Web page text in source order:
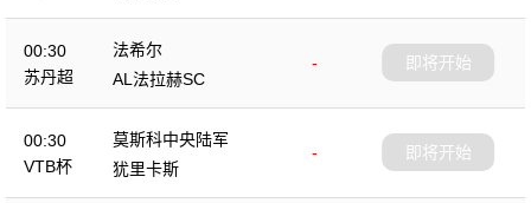
00:30
苏丹超
法希尔
-
AL法拉赫SC
即将开始
00:30
VTB杯
莫斯科中央陆军
-
犹里卡斯
即将开始